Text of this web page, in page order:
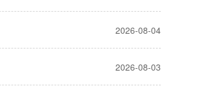
2026-08-04
2026-08-03